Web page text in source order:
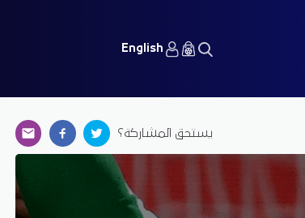
English
يستحق المشاركة؟